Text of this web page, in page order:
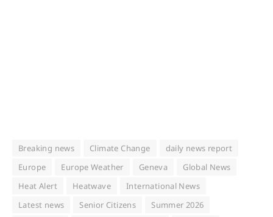
Breaking news Climate Change
daily news report
Europe
Europe Weather Geneva
Global News
Heat Alert
Heatwave
International News
Latest news
Senior Citizens
Summer 2026